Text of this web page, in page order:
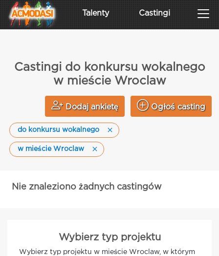
Talenty Castingi
Castingi do konkursu wokalnego
w mieście Wroclaw
Dodaj ankietę Ogłoś casting
do konkursu wokalnego
w mieście Wroclaw
Nie znaleziono żadnych castingów
Wybierz typ projektu
Wybierz typ projektu w mieście Wroclaw, w którym